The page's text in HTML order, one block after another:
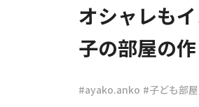
オシャレも
子の部屋の
#ayako.anko #子ども部屋